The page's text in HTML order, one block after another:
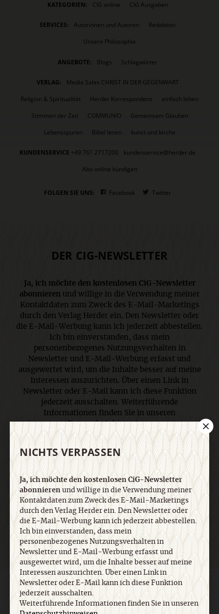
KATEGORIEN: CIG online CIG Ausgaben
SERVICES: Autorinnen und Autoren
Redaktion
Unsere Philosophie
ANGEBOTE: Blogs Schlagwörter
VERLAG:
Media Sales CHRIST IN DER GEGENWART
Religion & Spiritualität
Herder Korrespondenz
einfach leben
Stimmen der Zeit
COMMUNIO
Gemeinsam Glauben
Lebensspuren
Bibel lesen kunst und kirche
KUNDENSERVICE +49 761 2717200
kundenservice@herder.de
Abo online kündigen
FOLGEN SIE UNS: Facebook Twitter
DER CIG-NEWSLETTER
Ja, ich möchte den kostenlosen CiG-Newsletter
abonnierenund willige in die Verwendung meiner
Kontaktdaten zum Zweck des E-Mail-Marketings
durch den Verlag Herder ein. Den Newsletter oder
die E-Mail-Werbung kann ich jederzeit abbestellen.
Ich bin einverstanden, dass mein
personenbezogenes Nutzungsverhalten in
Newsletter und E-Mail-Werbung erfasst und
ausgewertet wird, um die Inhalte besser auf meine
Interessen auszurichten. Über einen Link in
Newsletter oder E-Mail kann ich diese Funktion
jederzeit ausschalten. Weiterführende
Informationen finden Sie in unseren
Datenschutzhinweisen.
E-Mail
Jetzt anmelden
AGB und Widerrufsbelehrung Datenschutz
Barrierefreiheit
NICHTS VERPASSEN
Ja, ich möchte den kostenlosen CiG-Newsletter
abonnierenund willige in die Verwendung meiner
Kontaktdaten zum Zweck des E-Mail-Marketings
durch den Verlag Herder ein. Den Newsletter oder
die E-Mail-Werbung kann ich jederzeit abbestellen.
Ich bin einverstanden, dass mein
personenbezogenes Nutzungsverhalten in
Newsletter und E-Mail-Werbung erfasst und
ausgewertet wird, um die Inhalte besser auf meine
Interessen auszurichten. Über einen Link in
Newsletter oder E-Mail kann ich diese Funktion
jederzeit ausschalten.
Weiterführende Informationen finden Sie in unseren